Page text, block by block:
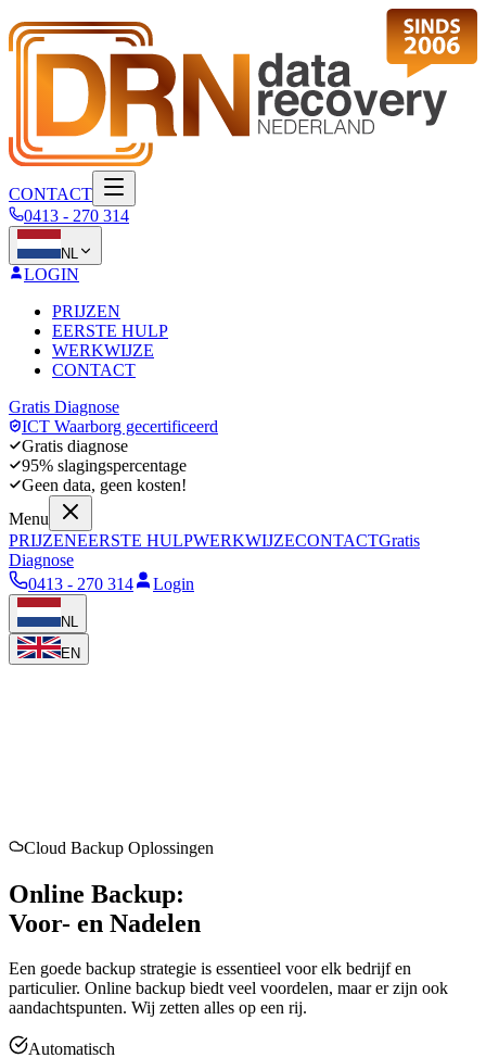
CONTACT
0413 - 270 314
NL
LOGIN
PRIJZEN
EERSTE HULP
WERKWIJZE
CONTACT
Gratis Diagnose
ICT Waarborg gecertificeerd
Gratis diagnose
95% slagingspercentage
Geen data, geen kosten!
Menu
PRIJZENEERSTE HULPWERKWIJZECONTACTGratis
Diagnose
0413 - 270 314
Login
NL
EN
Cloud Backup Oplossingen
Online Backup:
Voor- en Nadelen
Een goede backup strategie is essentieel voor elk bedrijf en
particulier. Online backup biedt veel voordelen, maar er zijn ook
aandachtspunten. Wij zetten alles op een rij.
Automatisch